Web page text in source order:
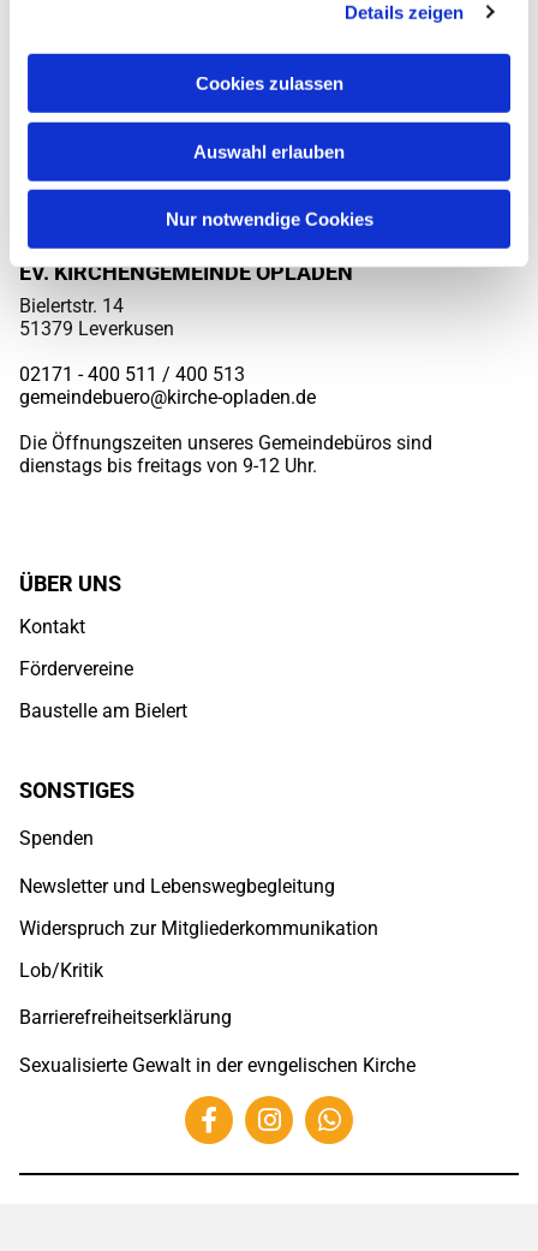
Details zeigen
Cookies zulassen
Auswahl erlauben
Nur notwendige Cookies
EV. KIRCHENGEMEINDE OPLADEN
Bielertstr. 14
51379 Leverkusen
02171 - 400 511 / 400 513
gemeindebuero@kirche-opladen.de
Die Öffnungszeiten unseres Gemeindebüros sind
dienstags bis freitags von 9-12 Uhr.
ÜBER UNS
Kontakt
Fördervereine
Baustelle am Bielert
SONSTIGES
Spenden
Newsletter und Lebenswegbegleitung
Widerspruch zur Mitgliederkommunikation
Lob/Kritik
Barrierefreiheitserklärung
Sexualisierte Gewalt in der evngelischen Kirche